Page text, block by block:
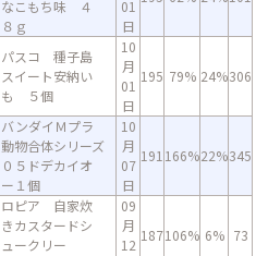
なこもち味 ４
８ｇ
01
日
パスコ 種子島
スイート安納い
も ５個
10
月
01
日
195 79% 24%306
バンダイＭプラ
動物合体シリーズ
０５ドデカイオ
ー１個
10
月
07
日
191 166%22%345
ロピア 自家炊
きカスタードシ
ュークリー
09
月
12
187106% 6% 73